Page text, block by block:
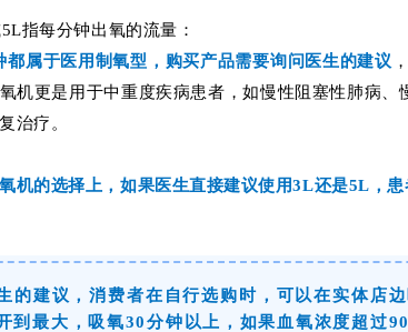
指每分钟出氧的流量：
都属于医用制氧型，购买产品需要询问医生的建议
机更是用于中重度疾病患者，如慢性阻塞性肺病、
治疗 。
机的选择上，如果医生直接建议使用3L还是5L，患
的建议，消费者在自行选购时，可以在实体店
到最大，吸氧30分钟以上，如果血氧浓度超过